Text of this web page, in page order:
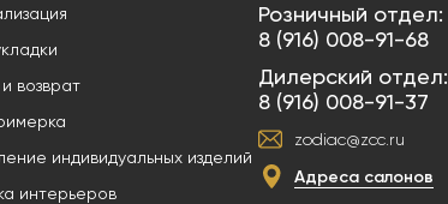
возврат
индивидуальных изделий
интерьеров
Розничный отдел:
8 (916) 008-91-68
Дилерский отдел:
8 (916) 008-91-37
zodiac@zcc.ru
Адреса салонов